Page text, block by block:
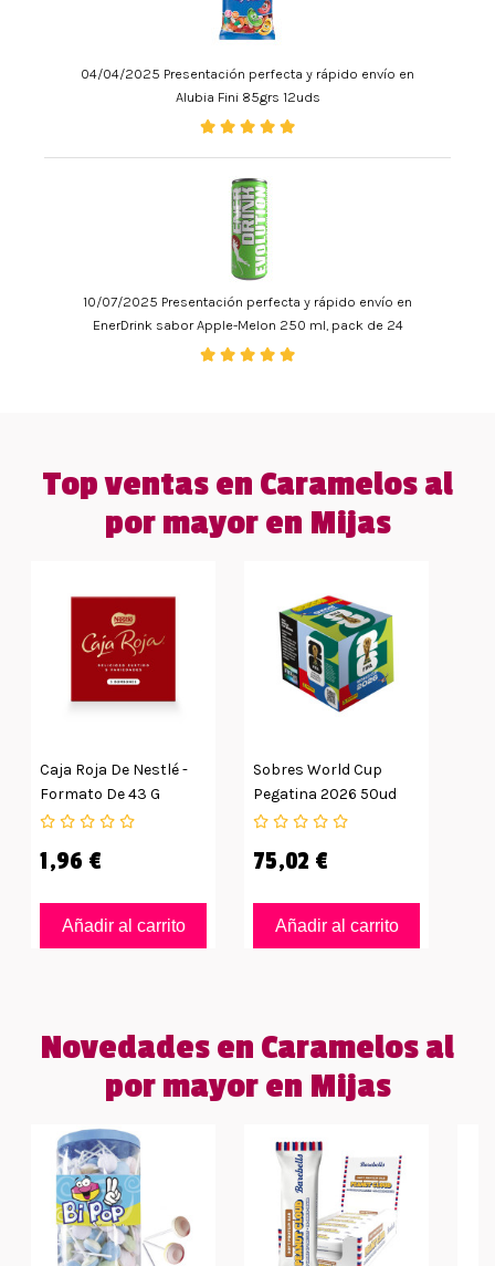
04/04/2025 Presentación perfecta y rápido envío en
Alubia Fini 85grs 12uds
10/07/2025 Presentación perfecta y rápido envío en
EnerDrink sabor Apple-Melon 250 ml, pack de 24
Top ventas en Caramelos al
por mayor en Mijas
Caja Roja De Nestlé -
Formato De 43 G
1,96 €
Añadir al carrito
Sobres World Cup
Pegatina 2026 50ud
75,02 €
Añadir al carrito
Novedades en Caramelos al
por mayor en Mijas